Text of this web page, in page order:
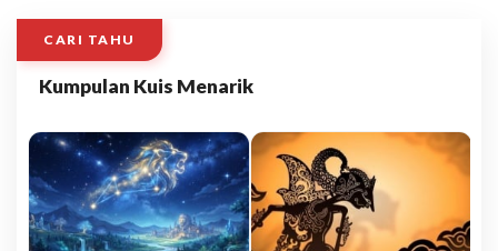
CARI TAHU
Kumpulan Kuis Menarik